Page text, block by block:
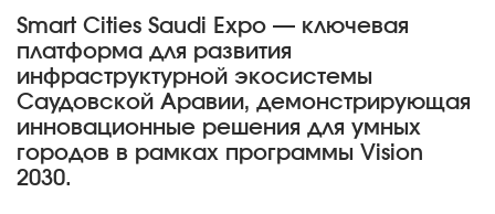
Smart Cities Saudi Expo — ключевая
платформа для развития
инфраструктурной экосистемы
Саудовской Аравии, демонстрирующая
инновационные решения для умных
городов в рамках программы Vision
2030.